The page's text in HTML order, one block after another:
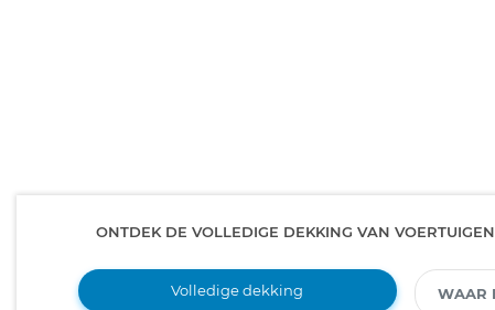
ONTDEK DE VOLLEDIGE DEKKING VAN VOERTUIGEN
Volledige dekking